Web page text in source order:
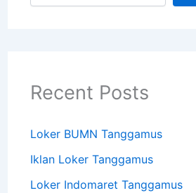
Recent Posts
Loker BUMN Tanggamus
Iklan Loker Tanggamus
Loker Indomaret Tanggamus